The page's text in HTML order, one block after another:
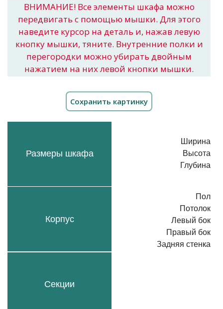
ВНИМАНИЕ! Все элементы шкафа можно
передвигать с помощью мышки. Для этого
наведите курсор на деталь и, нажав левую
кнопку мышки, тяните. Внутренние полки и
перегородки можно убирать двойным
нажатием на них левой кнопки мышки.
Размеры шкафа
Корпус
Секции
Ширина
Высота
Глубина
Пол
Потолок
Левый бок
Правый бок
Задняя стенка